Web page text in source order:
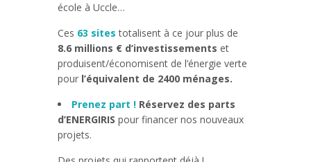
école à Uccle…
Ces 63 sites totalisent à ce jour plus de
8.6 millions € d’investissements et
produisent/économisent de l’énergie verte
pour l’équivalent de 2400 ménages.
Prenez part ! Réservez des parts
d’ENERGIRIS pour financer nos nouveaux
projets.